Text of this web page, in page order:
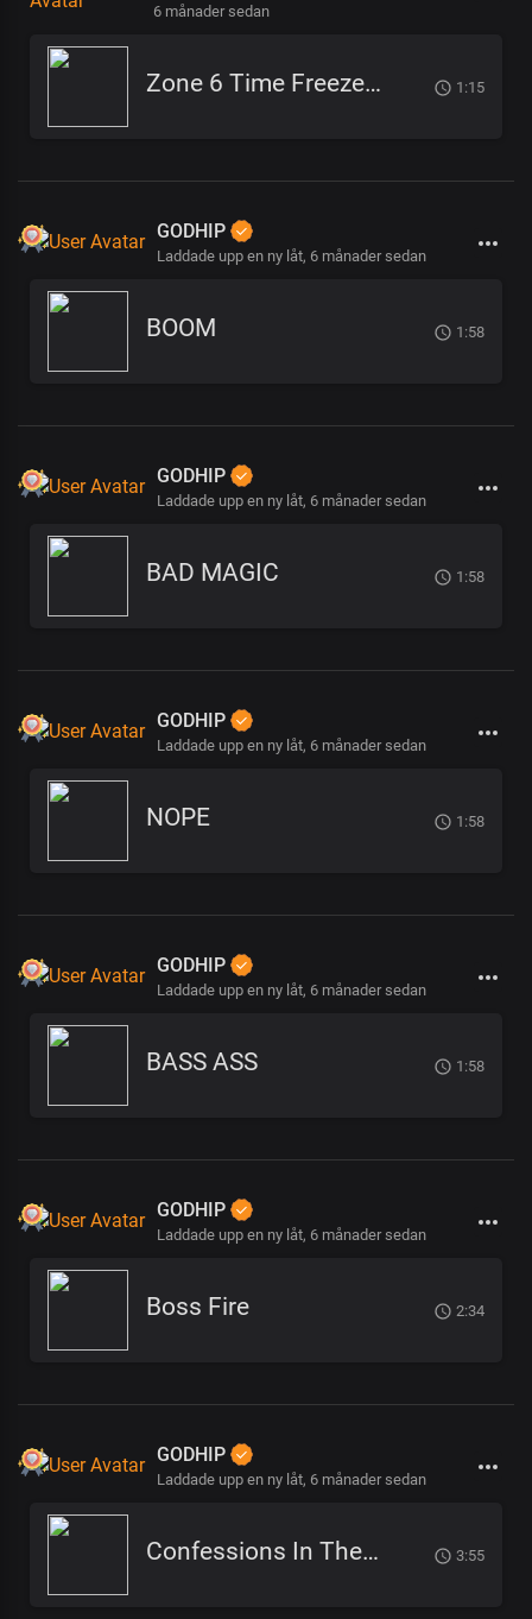
6 månader sedan
Zone 6 Time Freeze (2) 1:15
GODHIP
Laddade upp en ny låt, 6 månader sedan
BOOM 1:58
GODHIP
Laddade upp en ny låt, 6 månader sedan
BAD MAGIC 1:58
GODHIP
Laddade upp en ny låt, 6 månader sedan
NOPE 1:58
GODHIP
Laddade upp en ny låt, 6 månader sedan
BASS ASS 1:58
GODHIP
Laddade upp en ny låt, 6 månader sedan
Boss Fire 2:34
GODHIP
Laddade upp en ny låt, 6 månader sedan
Confessions In The Pulpit (1) 3:55